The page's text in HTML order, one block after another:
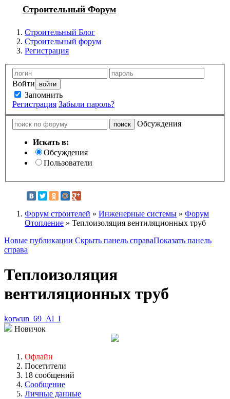
Строительный Форум
Строительный Блог
Строительный форум
Регистрация
Войти
Запомнить
Регистрация Забыли пароль?
Обсуждения
Искать в:
Обсуждения
Пользователи
Форум строителей » Инженерные системы » Форум
Отопление » Теплоизоляция вентиляционных труб
Новые публикации Скрыть панель справаПоказать панель
справа
Теплоизоляция
вентиляционных труб
korwun_69_Al_I
Новичок
Офлайн
Посетители
18 сообщений
Сообщение
Личные данные